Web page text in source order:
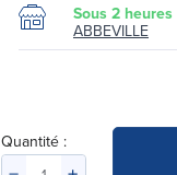
Sous 2 heures
ABBEVILLE
Quantité :